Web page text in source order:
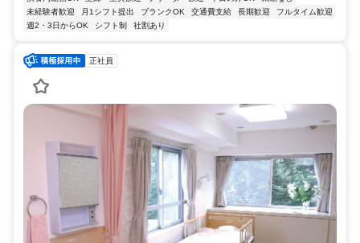
未経験者歓迎
月1シフト提出 ブランクOK 交通費支給 長期歓迎
フルタイム歓迎
週2・3日からOK
シフト制 社割あり
正社員